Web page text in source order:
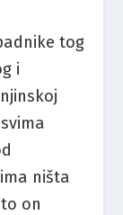
tog
i
ništa
on